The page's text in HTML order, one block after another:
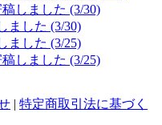
しました (3/30)
ました (3/30)
ました (3/25)
しました (3/25)
| 特定商取引法に基づく